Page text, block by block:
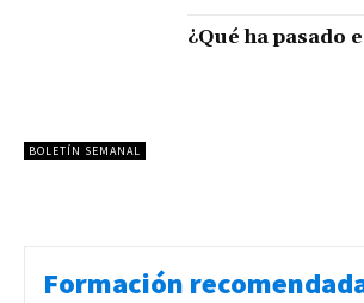
BOLETÍN SEMANAL
¿Qué ha pasado
Formación